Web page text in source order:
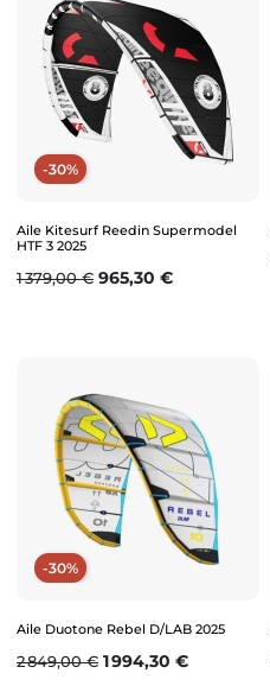
-30%
Aile Kitesurf Reedin Supermodel
HTF 3 2025
Prix de base
1 379,00 € Prix
965,30 €
-30%
Aile Duotone Rebel D/LAB 2025
Prix de base
2 849,00 € Prix
1 994,30 €